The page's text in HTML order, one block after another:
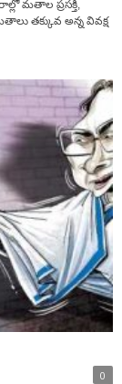
మతాల ప్రసక్తి,
తక్కువ అన్న వివక్ష
0